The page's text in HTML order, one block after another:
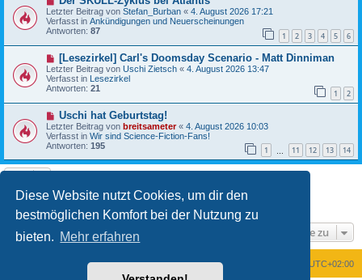
Diese Website nutzt Cookies, um dir den
bestmöglichen Komfort bei der Nutzung zu
bieten. Mehr erfahren
i
t
r
g
e
u
e
B
i
t
r
g
Letzter Beitrag von Stefan_Burban « 4. August 2026 17:21
Verfasst in Ankündigungen und Neuerscheinungen
Antworten: 87 1 2 3 4 5 6
N
e
u
e
r
B
e
i
t
r
g
[Lesezirkel] Carl's Doomsday Scenario - Matt Dinniman
Letzter Beitrag von Uschi Zietsch « 4. August 2026 13:47
Verfasst in Lesezirkel
Antworten: 21 1 2
N
e
u
e
r
B
e
t
r
a
g
Uschi hat Geburtstag!
Letzter Beitrag von breitsameter« 4. August 2026 10:03
Verfasst in Wir sind Science-Fiction-Fans!
Antworten: 195 1 11 12 13 14
Die Suche ergab 26 Treffer 1 2
Gehe zu
Foren-Übersicht UTC+02:00